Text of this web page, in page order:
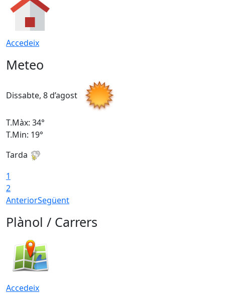
Accedeix
Meteo
Dissabte, 8 d’agost
T.Màx: 34°
T.Min: 19°
Tarda
1
2
AnteriorSegüent
Plànol / Carrers
Accedeix